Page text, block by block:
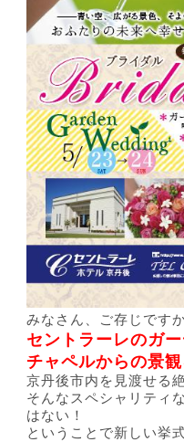
みなさん、ご存じです
セントラーレのガー
チャペルからの景観
京丹後市内を見渡せる
そんなスペシャリティ
はない！
ということで新しい挙